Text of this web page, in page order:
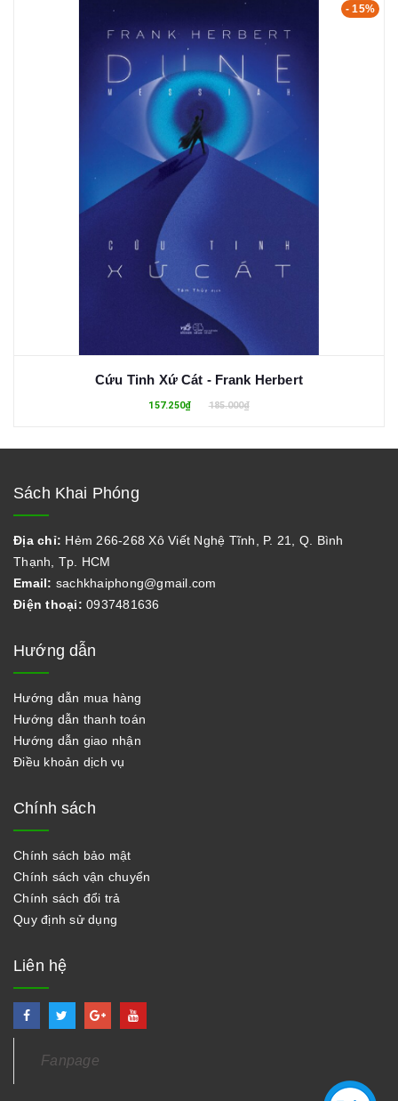
- 15%
Cứu Tinh Xứ Cát - Frank Herbert
157.250₫ 185.000₫
Sách Khai Phóng
Địa chỉ: Hẻm 266-268 Xô Viết Nghệ Tĩnh, P. 21, Q. Bình
Thạnh, Tp. HCM
Email: sachkhaiphong@gmail.com
Điện thoại: 0937481636
Hướng dẫn
Hướng dẫn mua hàng
Hướng dẫn thanh toán
Hướng dẫn giao nhận
Điều khoản dịch vụ
Chính sách
Chính sách bảo mật
Chính sách vận chuyển
Chính sách đổi trả
Quy định sử dụng
Liên hệ
Fanpage